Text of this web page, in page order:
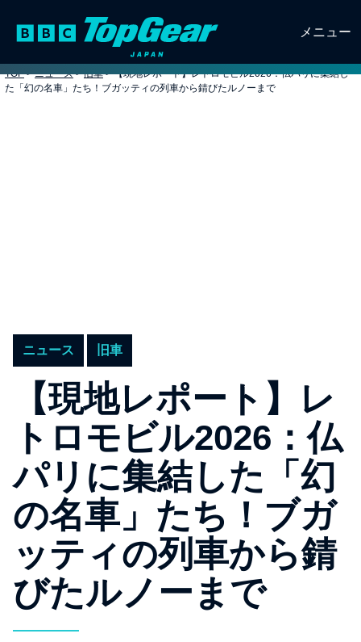
メニュー
TOP > ニュース > 旧車 > 【現地レポート】レトロモビル2026：仏パリに集結し
た「幻の名車」たち！ブガッティの列車から錆びたルノーまで
ニュース 旧車
【現地レポート】レ
トロモビル2026：仏
パリに集結した「幻
の名車」たち！ブガ
ッティの列車から錆
びたルノーまで